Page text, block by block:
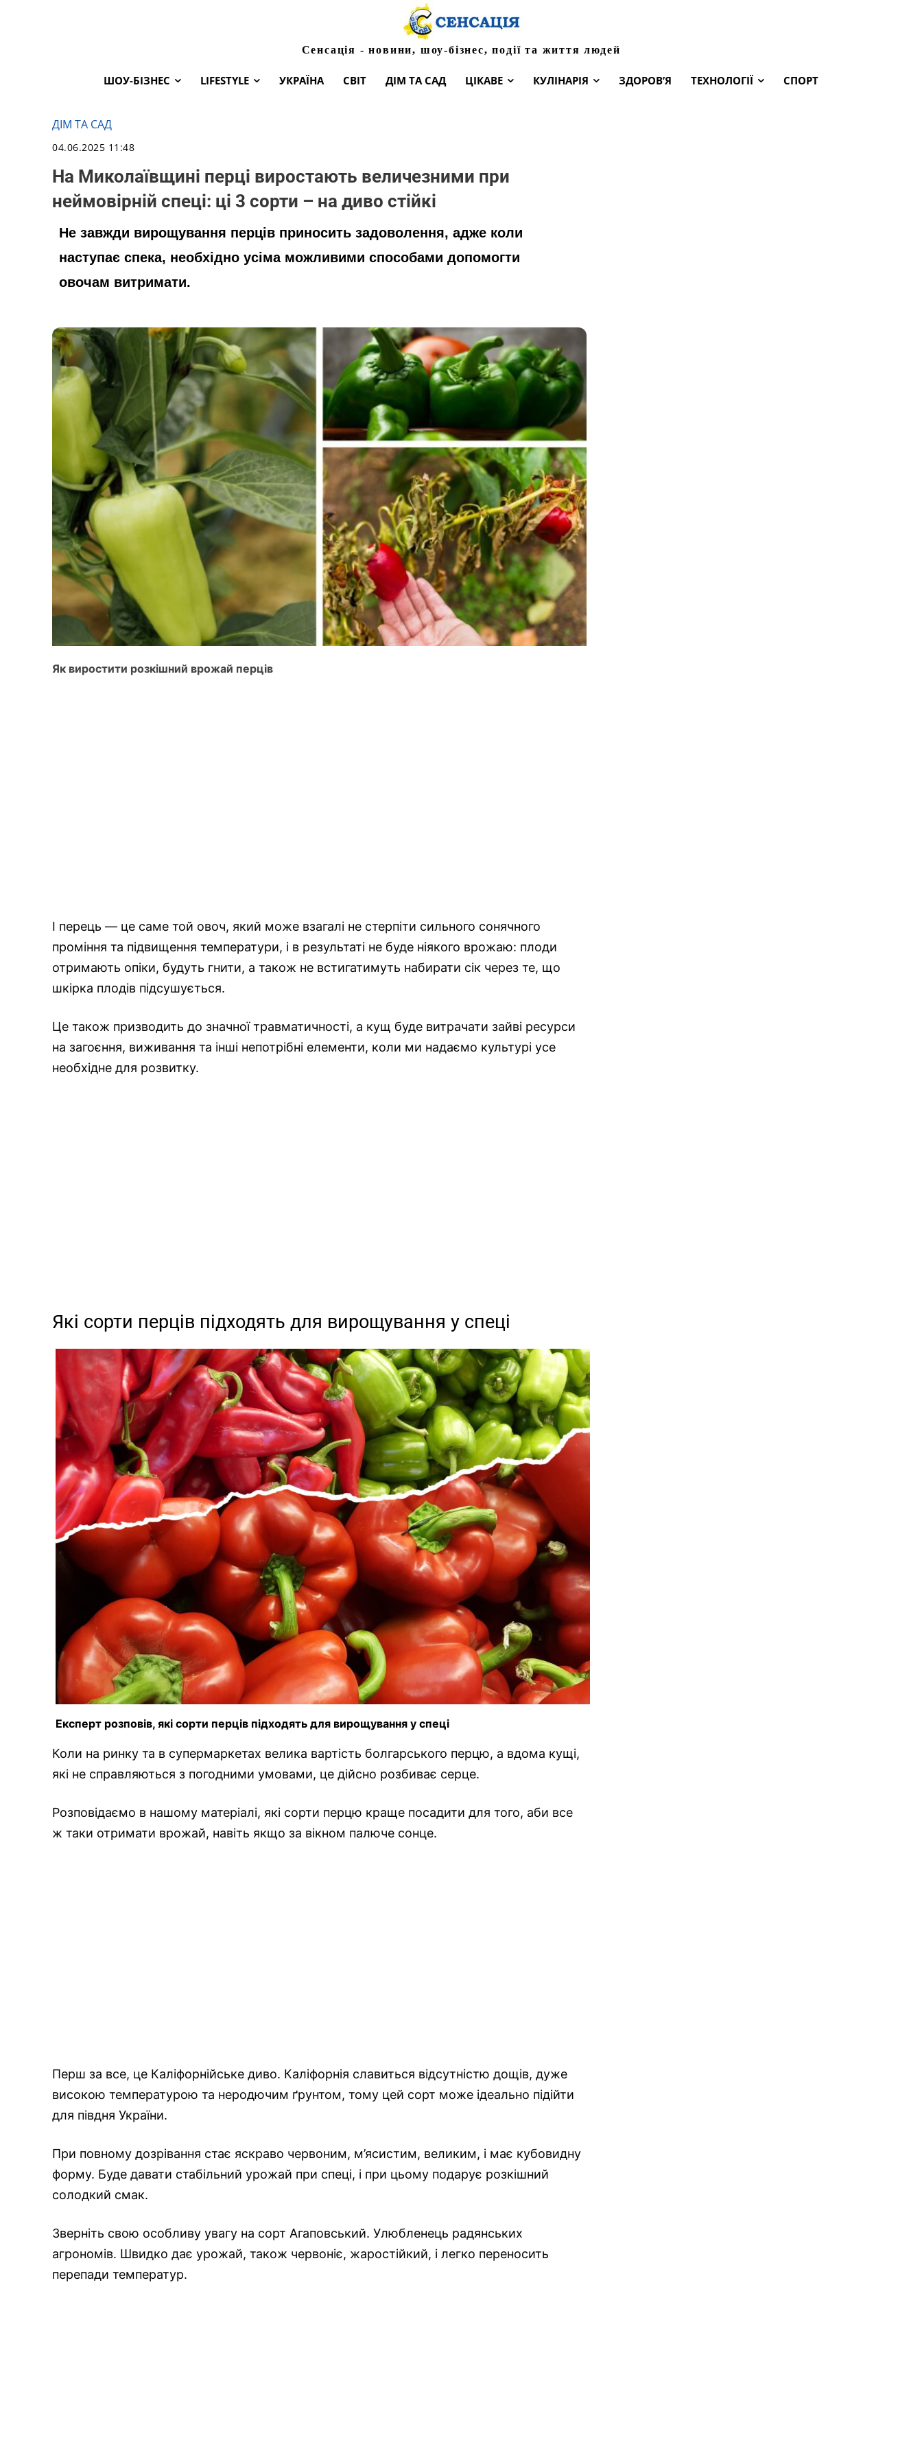
Сенсація - новини, шоу-бізнес, події та життя людей
ШОУ-БІЗНЕС LIFESTYLE УКРАЇНА СВІТ ДІМ ТА САД ЦІКАВЕ КУЛІНАРІЯ ЗДОРОВ’Я ТЕХНОЛОГІЇ СПОРТ
ДІМ ТА САД
04.06.2025 11:48
На Миколаївщині перці виростають величезними при
неймовірній спеці: ці 3 сорти – на диво стійкі
Не завжди вирощування перців приносить задоволення, адже коли
наступає спека, необхідно усіма можливими способами допомогти
овочам витримати.
Як виростити розкішний врожай перців
І перець — це саме той овоч, який може взагалі не стерпіти сильного сонячного
проміння та підвищення температури, і в результаті не буде ніякого врожаю: плоди
отримають опіки, будуть гнити, а також не встигатимуть набирати сік через те, що
шкірка плодів підсушується.
Це також призводить до значної травматичності, а кущ буде витрачати зайві ресурси
на загоєння, виживання та інші непотрібні елементи, коли ми надаємо культурі усе
необхідне для розвитку.
Які сорти перців підходять для вирощування у спеці
Експерт розповів, які сорти перців підходять для вирощування у спеці
Коли на ринку та в супермаркетах велика вартість болгарського перцю, а вдома кущі,
які не справляються з погодними умовами, це дійсно розбиває серце.
Розповідаємо в нашому матеріалі, які сорти перцю краще посадити для того, аби все
ж таки отримати врожай, навіть якщо за вікном палюче сонце.
Перш за все, це Каліфорнійське диво. Каліфорнія славиться відсутністю дощів, дуже
високою температурою та неродючим ґрунтом, тому цей сорт може ідеально підійти
для півдня України.
При повному дозрівання стає яскраво червоним, м’ясистим, великим, і має кубовидну
форму. Буде давати стабільний урожай при спеці, і при цьому подарує розкішний
солодкий смак.
Зверніть свою особливу увагу на сорт Агаповський. Улюбленець радянських
агрономів. Швидко дає урожай, також червоніє, жаростійкий, і легко переносить
перепади температур.